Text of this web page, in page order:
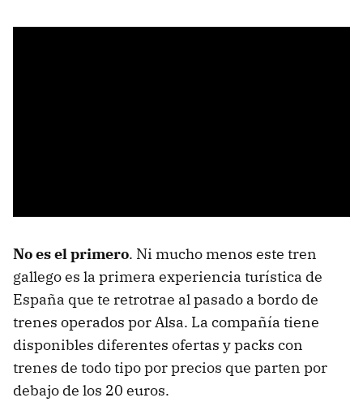
No es el primero. Ni mucho menos este tren
gallego es la primera experiencia turística de
España que te retrotrae al pasado a bordo de
trenes operados por Alsa. La compañía tiene
disponibles diferentes ofertas y packs con
trenes de todo tipo por precios que parten por
debajo de los 20 euros.